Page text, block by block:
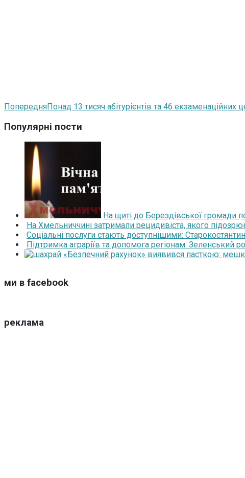
ПопередняПонад 13 тисяч абітурієнтів та 46
Популярні пости
На щиті до Берездівської громади
На Хмельниччині затримали рецидивіста, якого
Соціальні послуги стають доступнішими:
Підтримка аграріїв та допомога регіонам: Зеленський
«Безпечний рахунок» виявився пасткою:
ми в facebook
реклама